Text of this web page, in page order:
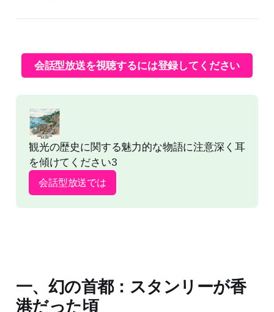
会話型放送を視聴するには登録してください
観光の歴史に関する魅力的な物語に注意深く耳
を傾けてください3
会話型放送では
一、幻の首都：スタンリーが香
港だった頃